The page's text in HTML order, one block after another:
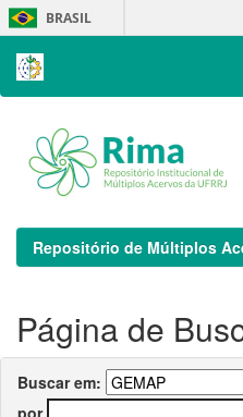
Skip
navigation
BRASIL
Repositório de Múltiplos
Página de
Buscar em:
por